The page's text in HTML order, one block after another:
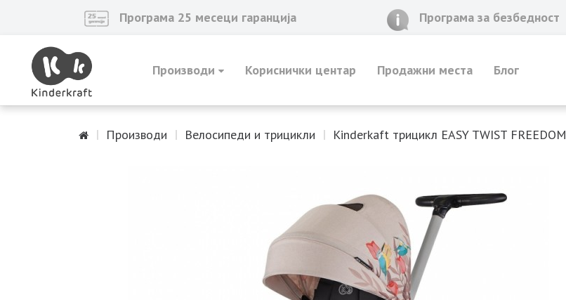
Програма 25 месеци гаранција Програма за безбедност
Производи Кориснички центар Продажни места Блог
Производи Велосипеди и трицикли Kinderkaft трицикл EASY TWIST FREEDOM